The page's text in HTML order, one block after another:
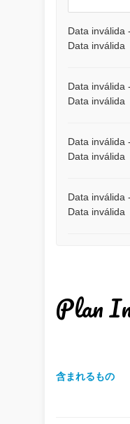
Data inválida -
Data inválida
Data inválida -
Data inválida
Data inválida -
Data inválida
Data inválida -
Data inválida
Plan
含まれるもの